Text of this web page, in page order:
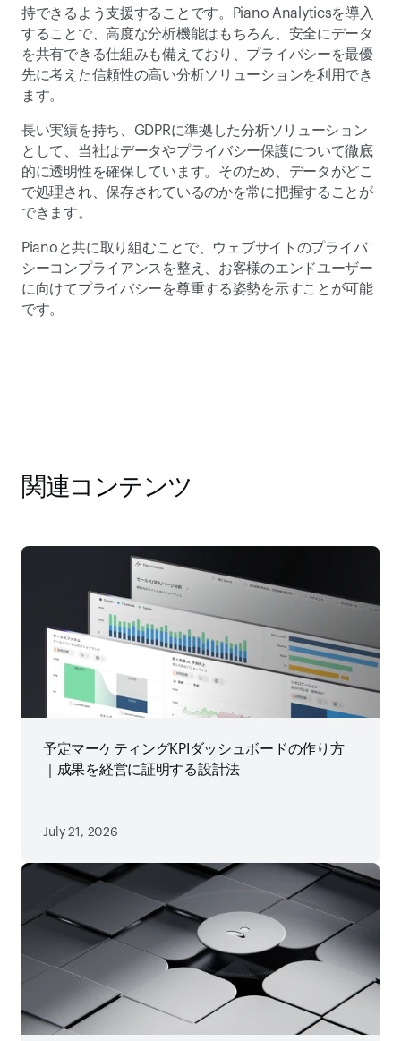
持できるよう支援することです。Piano Analyticsを導入
することで、高度な分析機能はもちろん、安全にデータ
を共有できる仕組みも備えており、プライバシーを最優
先に考えた信頼性の高い分析ソリューションを利用でき
ます。
長い実績を持ち、GDPRに準拠した分析ソリューション
として、当社はデータやプライバシー保護について徹底
的に透明性を確保しています。そのため、データがどこ
で処理され、保存されているのかを常に把握することが
できます。
Pianoと共に取り組むことで、ウェブサイトのプライバ
シーコンプライアンスを整え、お客様のエンドユーザー
に向けてプライバシーを尊重する姿勢を示すことが可能
です。
関連コンテンツ
予定マーケティングKPIダッシュボードの作り方
｜成果を経営に証明する設計法
July 21, 2026